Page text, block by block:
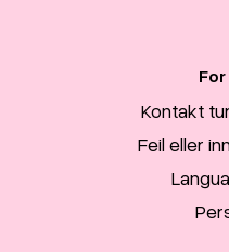
Kontakt
Feil eller